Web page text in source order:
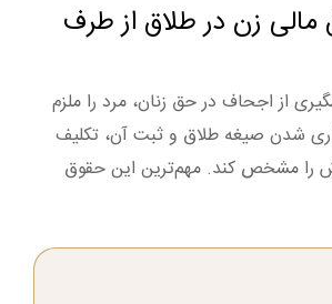
زن در طلاق از طرف
از اجحاف در حق زنان، مرد را ملزم
شدن صیغه طلاق و ثبت آن، تکلیف
را مشخص کند. مهم‌ترین این حقوق